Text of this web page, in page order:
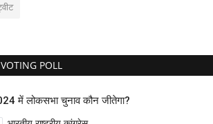
VOTING POLL
में लोकसभा चुनाव कौन जीतेगा?